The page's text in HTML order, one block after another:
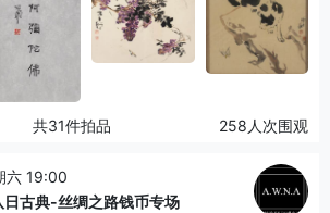
共31件拍品 258人次围观
六 19:00
古典-丝绸之路钱币专场